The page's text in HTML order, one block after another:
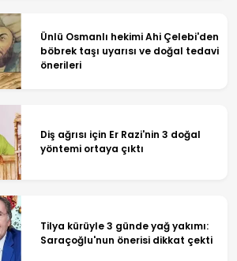
Ünlü Osmanlı hekimi Ahi Çelebi'den
böbrek taşı uyarısı ve doğal tedavi
önerileri
Diş ağrısı için Er Razi'nin 3 doğal
yöntemi ortaya çıktı
Tilya kürüyle 3 günde yağ yakımı:
Saraçoğlu'nun önerisi dikkat çekti